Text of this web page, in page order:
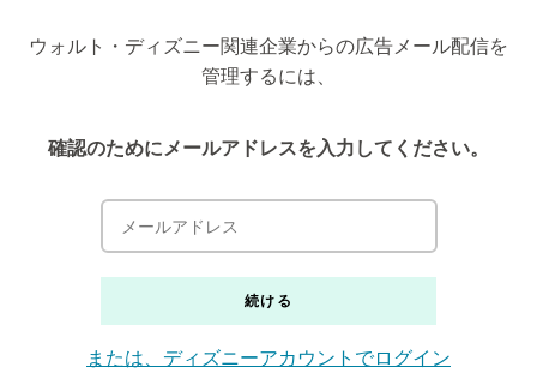
ウォルト・ディズニー関連企業からの広告メール配信を
管理するには、
確認のためにメールアドレスを入力してください。
続ける
または、ディズニーアカウントでログイン